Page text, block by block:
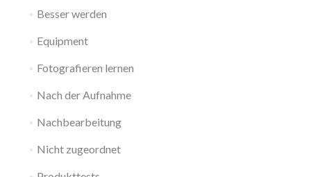
Besser werden
Equipment
Fotografieren lernen
Nach der Aufnahme
Nachbearbeitung
Nicht zugeordnet